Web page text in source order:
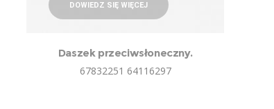
DOWIEDZ SIĘ WIĘCEJ
Daszek przeciwsłoneczny.
67832251 64116297